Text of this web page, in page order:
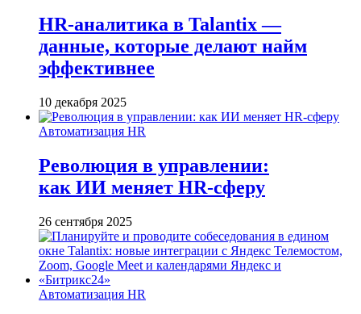
HR-аналитика в Talantix —
данные, которые делают найм
эффективнее
10 декабря 2025
Автоматизация HR
Революция в управлении:
как ИИ меняет HR-сферу
26 сентября 2025
Автоматизация HR